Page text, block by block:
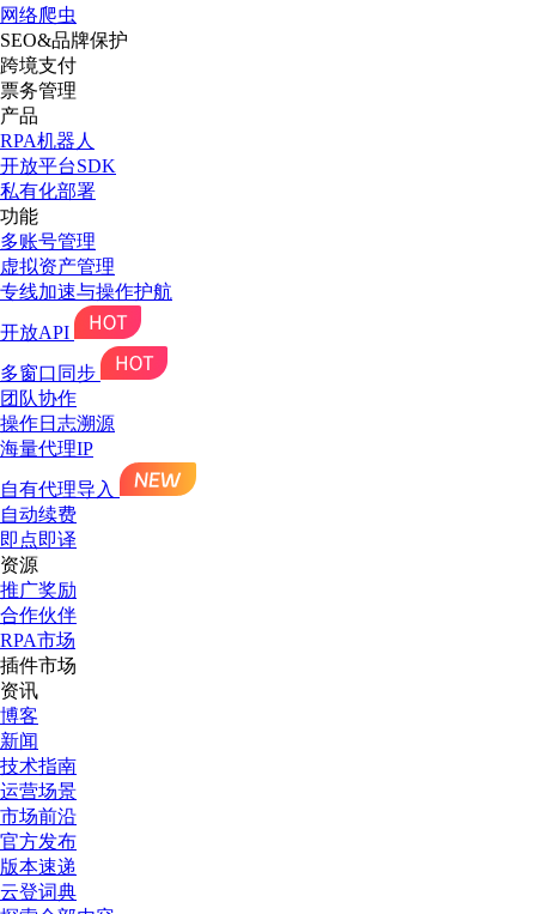
网络爬虫
SEO&品牌保护
跨境支付
票务管理
产品
RPA机器人
开放平台SDK
私有化部署
功能
多账号管理
虚拟资产管理
专线加速与操作护航
开放API
多窗口同步
团队协作
操作日志溯源
海量代理IP
自有代理导入
自动续费
即点即译
资源
推广奖励
合作伙伴
RPA市场
插件市场
资讯
博客
新闻
技术指南
运营场景
市场前沿
官方发布
版本速递
云登词典